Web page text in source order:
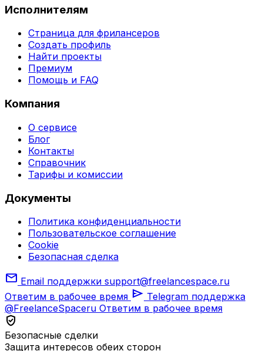
Исполнителям
Страница для фрилансеров
Создать профиль
Найти проекты
Премиум
Помощь и FAQ
Компания
О сервисе
Блог
Контакты
Справочник
Тарифы и комиссии
Документы
Политика конфиденциальности
Пользовательское соглашение
Cookie
Безопасная сделка
mail Email поддержки support@freelancespace.ru
Ответим в рабочее время send Telegram поддержка
@FreelanceSpaceru Ответим в рабочее время
verified_user
Безопасные сделки
Защита интересов обеих сторон